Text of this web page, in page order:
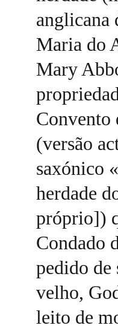
anglicana
Maria do
Mary
Convento
(versão
saxónico
herdade
próprio])
Condado
pedido
velho,
leito de